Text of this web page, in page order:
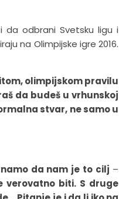
da odbrani Svetsku ligu i
na Olimpijske igre 2016.
olimpijskom pravilu
da budeš u vrhunskoj
stvar, ne samo u
da nam je to cilj –
verovatno biti. S druge